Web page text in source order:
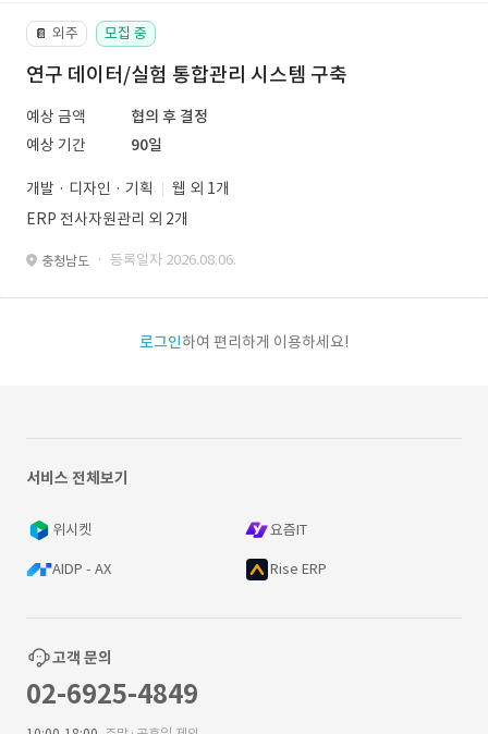
📔 외주 모집 중
연구 데이터/실험 통합관리 시스템 구축
예상 금액
협의 후 결정
예상 기간
90일
개발 · 디자인 · 기획
웹 외 1개
ERP 전사자원관리 외 2개
충청남도 · 등록일자 2026.08.06.
로그인하여 편리하게 이용하세요!
서비스 전체보기
위시켓 요즘IT
AIDP - AX Rise ERP
고객 문의
02-6925-4849